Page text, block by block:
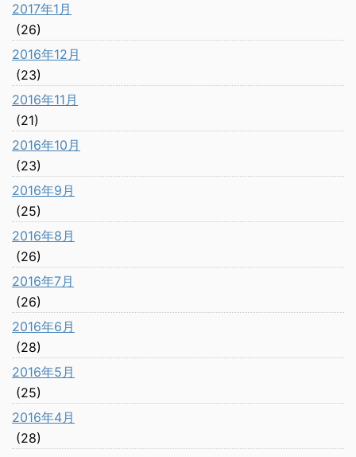
2017年1月
(26)
2016年12月
(23)
2016年11月
(21)
2016年10月
(23)
2016年9月
(25)
2016年8月
(26)
2016年7月
(26)
2016年6月
(28)
2016年5月
(25)
2016年4月
(28)